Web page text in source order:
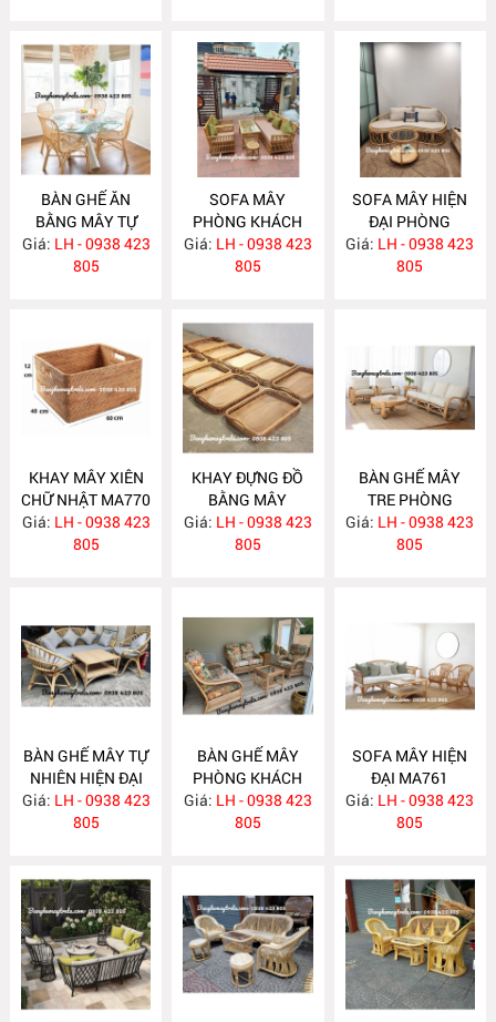
BÀN GHẾ ĂN
BẰNG MÂY TỰ
NHIÊN MA780
Giá: LH - 0938 423
805
SOFA MÂY
PHÒNG KHÁCH
KIỂU DÁNG ĐƠN
GIẢN MA778
Giá: LH - 0938 423
805
SOFA MÂY HIỆN
ĐẠI PHÒNG
KHÁCH MA777
Giá: LH - 0938 423
805
KHAY MÂY XIÊN
CHỮ NHẬT MA770
Giá: LH - 0938 423
805
KHAY ĐỰNG ĐỒ
BẰNG MÂY
MA769
Giá: LH - 0938 423
805
BÀN GHẾ MÂY
TRE PHÒNG
KHÁCH MA764
Giá: LH - 0938 423
805
BÀN GHẾ MÂY TỰ
NHIÊN HIỆN ĐẠI
MA763
Giá: LH - 0938 423
805
BÀN GHẾ MÂY
PHÒNG KHÁCH
MA762
Giá: LH - 0938 423
805
SOFA MÂY HIỆN
ĐẠI MA761
Giá: LH - 0938 423
805